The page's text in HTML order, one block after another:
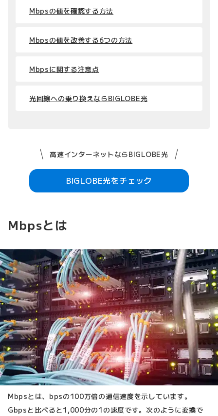
Mbpsの値を確認する方法
Mbpsの値を改善する6つの方法
Mbpsに関する注意点
光回線への乗り換えならBIGLOBE光
高速インターネットならBIGLOBE光
BIGLOBE光をチェック
Mbpsとは
Mbpsとは、bpsの100万倍の通信速度を示しています。
Gbpsと比べると1,000分の1の速度です。次のように変換で